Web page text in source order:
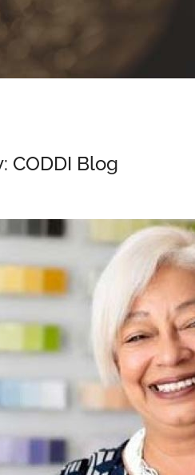
CODDI Blog